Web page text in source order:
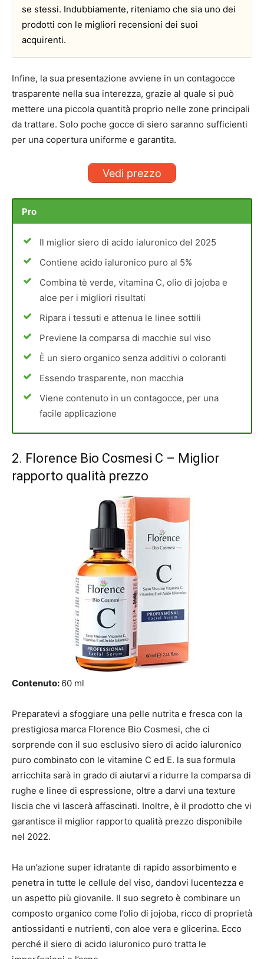
se stessi. Indubbiamente, riteniamo che sia uno dei
prodotti con le migliori recensioni dei suoi
acquirenti.
Infine, la sua presentazione avviene in un contagocce
trasparente nella sua interezza, grazie al quale si può
mettere una piccola quantità proprio nelle zone principali
da trattare. Solo poche gocce di siero saranno sufficienti
per una copertura uniforme e garantita.
Vedi prezzo
Pro
Il miglior siero di acido ialuronico del 2025
Contiene acido ialuronico puro al 5%
Combina tè verde, vitamina C, olio di jojoba e
aloe per i migliori risultati
Ripara i tessuti e attenua le linee sottili
Previene la comparsa di macchie sul viso
È un siero organico senza additivi o coloranti
Essendo trasparente, non macchia
Viene contenuto in un contagocce, per una
facile applicazione
2. Florence Bio Cosmesi C – Miglior
rapporto qualità prezzo
Contenuto: 60 ml
Preparatevi a sfoggiare una pelle nutrita e fresca con la
prestigiosa marca Florence Bio Cosmesi, che ci
sorprende con il suo esclusivo siero di acido ialuronico
puro combinato con le vitamine C ed E. la sua formula
arricchita sarà in grado di aiutarvi a ridurre la comparsa di
rughe e linee di espressione, oltre a darvi una texture
liscia che vi lascerà affascinati. Inoltre, è il prodotto che vi
garantisce il miglior rapporto qualità prezzo disponibile
nel 2022.
Ha un’azione super idratante di rapido assorbimento e
penetra in tutte le cellule del viso, dandovi lucentezza e
un aspetto più giovanile. Il suo segreto è combinare un
composto organico come l’olio di jojoba, ricco di proprietà
antiossidanti e nutrienti, con aloe vera e glicerina. Ecco
perché il siero di acido ialuronico puro tratta le